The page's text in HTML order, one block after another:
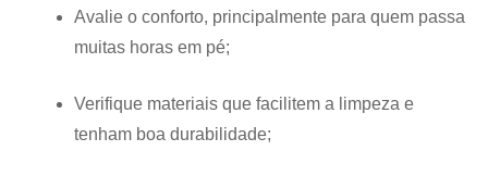
Avalie o conforto, principalmente para quem passa
muitas horas em pé;
Verifique materiais que facilitem a limpeza e
tenham boa durabilidade;